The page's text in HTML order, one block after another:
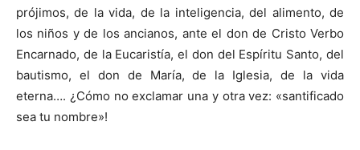
prójimos, de la vida, de la inteligencia, del alimento, de
los niños y de los ancianos, ante el don de Cristo Verbo
Encarnado, de la Eucaristía, el don del Espíritu Santo, del
bautismo, el don de María, de la Iglesia, de la vida
eterna…. ¿Cómo no exclamar una y otra vez: «santificado
sea tu nombre»!